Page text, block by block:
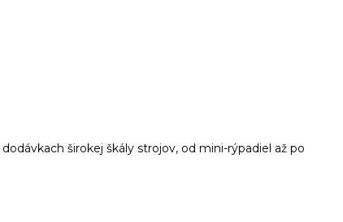
širokej škály strojov, od mini-rýpadiel až po